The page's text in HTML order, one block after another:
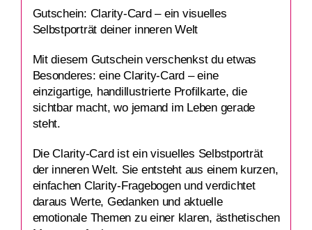
Gutschein: Clarity-Card – ein visuelles
Selbstporträt deiner inneren Welt
Mit diesem Gutschein verschenkst du etwas
Besonderes: eine Clarity-Card – eine
einzigartige, handillustrierte Profilkarte, die
sichtbar macht, wo jemand im Leben gerade
steht.
Die Clarity-Card ist ein visuelles Selbstporträt
der inneren Welt. Sie entsteht aus einem kurzen,
einfachen Clarity‑Fragebogen und verdichtet
daraus Werte, Gedanken und aktuelle
emotionale Themen zu einer klaren, ästhetischen